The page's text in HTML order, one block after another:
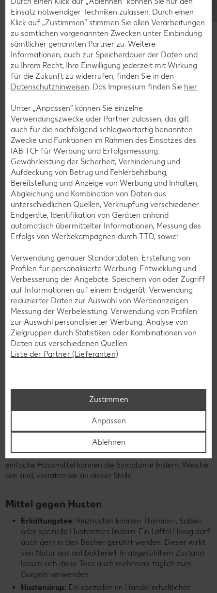
und betäuben den Schmerz für kurze Zeit.
Hühnersuppe:Eine wissenschaftliche Begründung
gibt’s für das Hausmittel zwar nicht, aber auch viele
Hausärzte schwören darauf. Einfach ein Suppenhuhn
anderthalb Stunden in ausreichend Wasser kochen, je
nach Geschmack noch Suppengemüse oder Nudeln
hinzugeben – fertig ist das Erkältungsmittel. Beim
Kochen konzentrieren sich die Nährstoffe aus den
Die heiße Flüssigkeit fördert die Durchblutung im
Körper, der wohlriechende Dampf tut den Atemwegen
gut. Eine Suppe ist außerdem leichte Kost, die den
Magen schont und auch bei wenig Appetit gegessen
werden kann.
Zinkhaltige Lebensmittel:Enzyme brauchen das
Spurenelement, um ihren Aufgaben in den Zellen
nachzukommen. Fisch, Milch, Käse, Haferflocken,
Austern und Pfifferlinge bieten Zink. Eine ähnliche
Funktion wie Zink übt die Aminosäure Arginin aus, die in
Pinien- und Kürbiskernen, Sojabohnen und Erdnüssen
steckt. Sie stärkt die Thymozyten, die Abwehrzellen,
die per Botenstoff die Helferzellen gegen virale
Sich ausruhen
Es ist kein Mythos: Schlaf und Ruhe können bei der
Bekämpfung einer Erkältung helfen. Studien haben gezeigt,
dass ausreichend Schlaf die Abwehrkräfte stärken kann.
Denn in Ruhephasen soll unser Körper besonders effektiv
gegen die Krankheitserreger ankämpfen können.
Welche Hausmittel bei einer
Erkältung helfen
Bei einer Erkältung sind weder Antibiotika noch andere
verschreibungspflichtige Medikamente notwendig. Bereits
einfache Hausmittel können die Symptome lindern. Welche
das sind, verraten wir an dieser Stelle.
Mittel gegen Husten
Erkältungstee: Reizhusten können Thymian-, Salbei-
oder spezielle Hustentees lindern. Ein Löffel Honig darf
auch gern in den Becher gerührt werden. Dieser wirkt
von Natur aus antibakteriell. In abgekühltem Zustand
lassen sich diese Tees auch mehrmals täglich zum
Gurgeln verwenden.
Hustensirup: Ein spezieller im Handel erhältlicher
Einsatz notwendiger Techniken zulassen. Durch einen
Klick auf „Zustimmen“ stimmen Sie allen Verarbeitungen
zu sämtlichen vorgenannten Zwecken unter Einbindung
sämtlicher genannten Partner zu. Weitere
Informationen, auch zur Speicherdauer der Daten und
zu Ihrem Recht, Ihre Einwilligung jederzeit mit Wirkung
für die Zukunft zu widerrufen, finden Sie in den
Datenschutzhinweisen. Das Impressum finden Sie hier.
Unter „Anpassen“ können Sie einzelne
Verwendungszwecke oder Partner zulassen; das gilt
auch für die nachfolgend schlagwortartig benannten
Zwecke und Funktionen im Rahmen des Einsatzes des
IAB TCF für Werbung und Erfolgsmessung:
Gewährleistung der Sicherheit, Verhinderung und
Aufdeckung von Betrug und Fehlerbehebung,
Bereitstellung und Anzeige von Werbung und Inhalten,
Abgleichung und Kombination von Daten aus
unterschiedlichen Quellen, Verknüpfung verschiedener
Endgeräte, Identifikation von Geräten anhand
automatisch übermittelter Informationen, Messung des
Erfolgs von Werbekampagnen durch TTD, sowie:
Verwendung genauer Standortdaten. Erstellung von
Profilen für personalisierte Werbung. Entwicklung und
Verbesserung der Angebote. Speichern von oder Zugriff
auf Informationen auf einem Endgerät. Verwendung
reduzierter Daten zur Auswahl von Werbeanzeigen.
Messung der Werbeleistung. Verwendung von Profilen
zur Auswahl personalisierter Werbung. Analyse von
Zielgruppen durch Statistiken oder Kombinationen von
Daten aus verschiedenen Quellen.
Liste der Partner (Lieferanten)
Zustimmen
Anpassen
Ablehnen